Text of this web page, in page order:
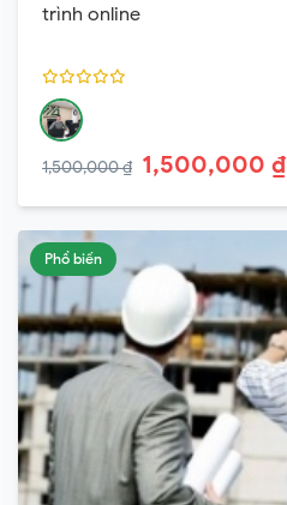
trình online
1,500,000 ₫ 1,500,000 ₫
Phổ biến